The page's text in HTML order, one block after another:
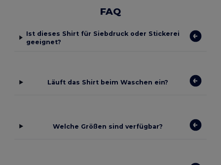
FAQ
Ist dieses Shirt für Siebdruck oder Stickerei
geeignet?
Läuft das Shirt beim Waschen ein?
Welche Größen sind verfügbar?